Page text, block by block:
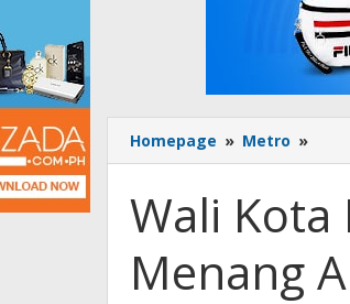
Homepage » Metro »
Kota
Ali
Wali
Menang